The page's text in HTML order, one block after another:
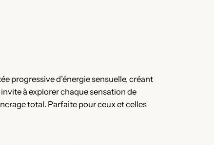
progressive d’énergie sensuelle, créant
à explorer chaque sensation de
total. Parfaite pour ceux et celles